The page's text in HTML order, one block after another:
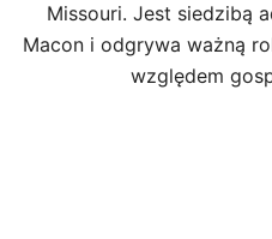
Missouri. Jest siedzibą
Macon i odgrywa ważną
względem